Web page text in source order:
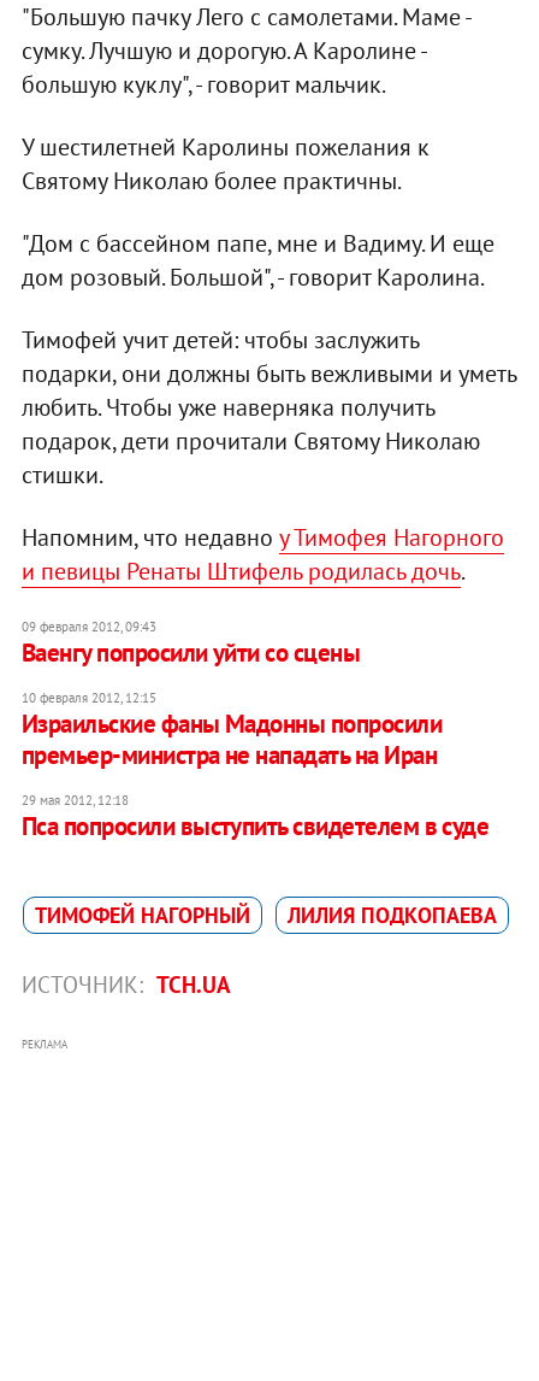
"Большую пачку Лего с самолетами. Маме -
сумку. Лучшую и дорогую. А Каролине -
большую куклу", - говорит мальчик.
У шестилетней Каролины пожелания к
Святому Николаю более практичны.
"Дом с бассейном папе, мне и Вадиму. И еще
дом розовый. Большой", - говорит Каролина.
Тимофей учит детей: чтобы заслужить
подарки, они должны быть вежливыми и уметь
любить. Чтобы уже наверняка получить
подарок, дети прочитали Святому Николаю
стишки.
Напомним, что недавно у Тимофея Нагорного
и певицы Ренаты Штифель родилась дочь.
09 февраля 2012, 09:43
Ваенгу попросили уйти со сцены
10 февраля 2012, 12:15
Израильские фаны Мадонны попросили
премьер-министра не нападать на Иран
29 мая 2012, 12:18
Пса попросили выступить свидетелем в суде
ТИМОФЕЙ НАГОРНЫЙ ЛИЛИЯ ПОДКОПАЕВА
ИСТОЧНИК: ТСН.UA
РЕКЛАМА